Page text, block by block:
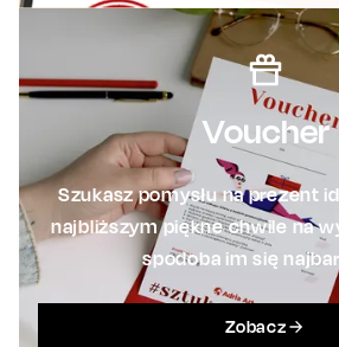
Voucher
Szukasz pomysłu na prezent
najbliższym piękne chwile na
spodoba im się
Zobacz